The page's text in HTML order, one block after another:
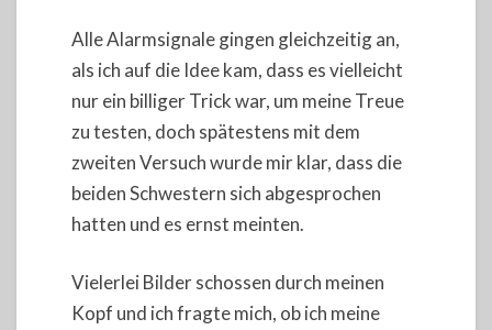
Alle Alarmsignale gingen gleichzeitig an,
als ich auf die Idee kam, dass es vielleicht
nur ein billiger Trick war, um meine Treue
zu testen, doch spätestens mit dem
zweiten Versuch wurde mir klar, dass die
beiden Schwestern sich abgesprochen
hatten und es ernst meinten.
Vielerlei Bilder schossen durch meinen
Kopf und ich fragte mich, ob ich meine